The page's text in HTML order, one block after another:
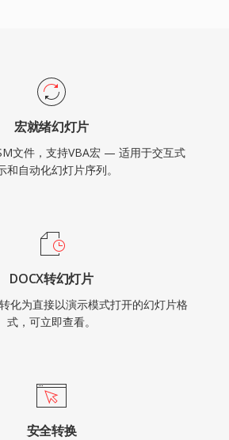
宏就绪幻灯片
文件，支持VBA宏 — 适用于交互式
和自动化幻灯片序列。
DOCX转幻灯片
化为直接以演示模式打开的幻灯片格
式，可立即查看。
安全转换